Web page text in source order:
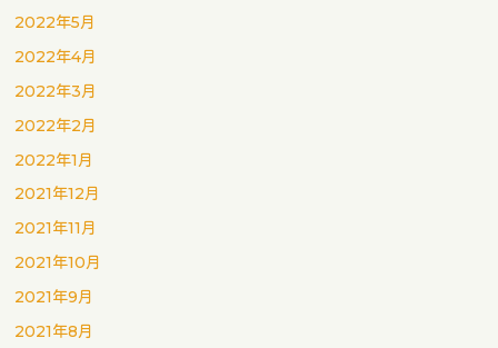
2022年5月
2022年4月
2022年3月
2022年2月
2022年1月
2021年12月
2021年11月
2021年10月
2021年9月
2021年8月